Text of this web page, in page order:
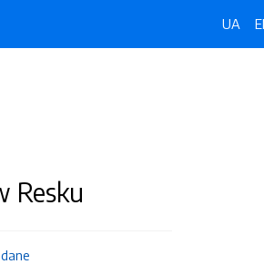
UA
Resku